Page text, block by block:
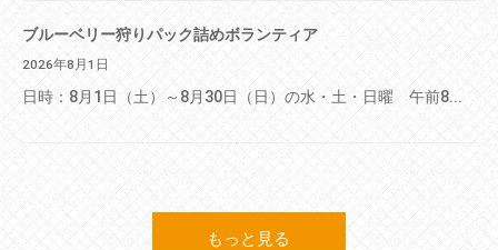
ブルーベリー狩りパック詰めボランティア
2026年8月1日
日時：8月1日（土）～8月30日（日）の水・土・日曜 午前8...
もっと見る